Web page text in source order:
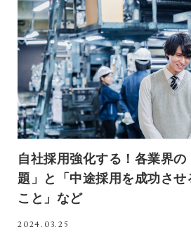
自社採用強化する！各業界
題」と「中途採用を成功さ
こと」など
2024.03.25